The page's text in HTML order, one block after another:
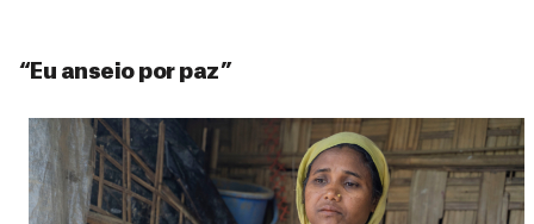
“Eu anseio por paz”